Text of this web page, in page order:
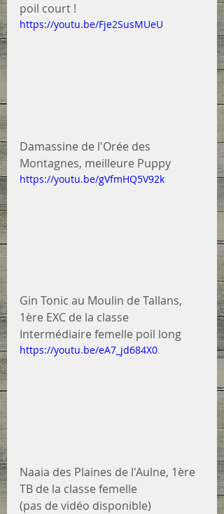
poil court !
https://youtu.be/Fje2SusMUeU
Damassine de l'Orée des
Montagnes, meilleure Puppy
https://youtu.be/gVfmHQ5V92k
Gin Tonic au Moulin de Tallans,
1ère EXC de la classe
Intermédiaire femelle poil long
https://youtu.be/eA7_jd684X0
Naaia des Plaines de l'Aulne, 1ère
TB de la classe femelle
(pas de vidéo disponible)